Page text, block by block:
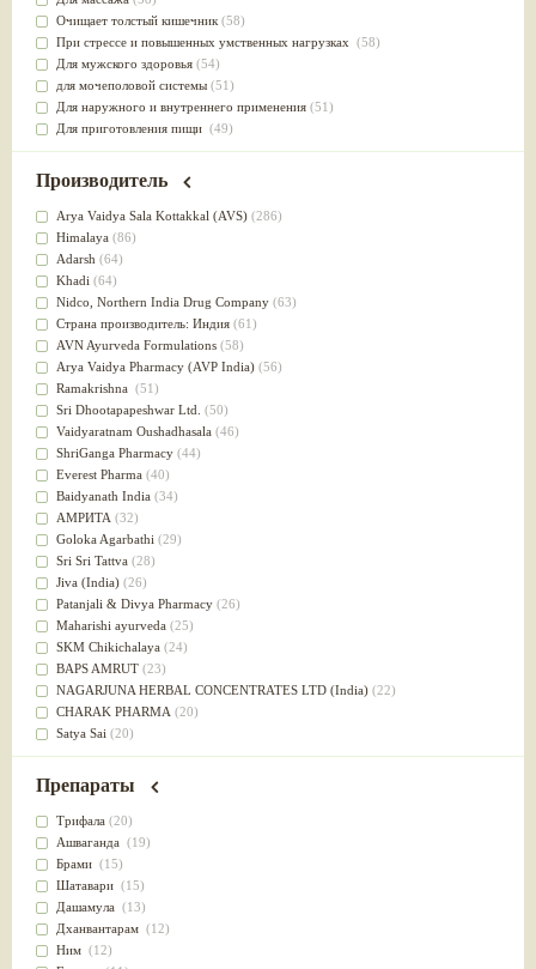
Очищает толстый кишечник (58)
При стрессе и повышенных умственных нагрузках (58)
Для мужского здоровья (54)
для мочеполовой системы (51)
Для наружного и внутреннего применения (51)
Для приготовления пищи (49)
от инфекций мочеполовой системы(49)
для суставов
Лечит опухоли и отеки(46)
Для медитации
выводит токсины
Для здоровья печени
Для тела(39)
для очищения крови(38)
При диабете(38)
Антиоксидант(37)
Для Капха(Кафа) доши
От паразитов(37)
При расстройстве желудка (36)
Успокоительное(36)
Для глаз(34)
от геморроя(34)
Противовоспалительное
Для Питта доши(32)
Для сердца(32)
Для сосудов головного мозга
Для полости рта(32)
Дефицит железа(31)
Для лица(31)
Употребление в пищу
Ароматерапия(29)
Жаропонижающее(29)
для памяти(28)
для почек(28)
Слабительное (28)
Афродизиак(27)
Напитки(27)
Для йоги (27)
Для потенции(26)
Для душа(25)
для концентрации внимания
при нарушении эрекции
Производитель
Arya Vaidya Sala Kottakkal (AVS) (286)
Himalaya (86)
Adarsh (64)
Khadi (64)
Nidсo, Northern India Drug Company (63)
Страна производитель: Индия (61)
AVN Ayurveda Formulations (58)
Arya Vaidya Pharmacy (AVP India) (56)
Ramakrishna (51)
Sri Dhootapapeshwar Ltd. (50)
Vaidyaratnam Oushadhasala (46)
ShriGanga Pharmacy (44)
Everest Pharma (40)
Baidyanath India (34)
АМРИТА (32)
Goloka Agarbathi (29)
Sri Sri Tattva (28)
Jiva (India) (26)
Patanjali & Divya Pharmacy (26)
Maharishi ayurveda (25)
SKM Chikichalaya (24)
BAPS AMRUT (23)
NAGARJUNA HERBAL CONCENTRATES LTD (India) (22)
CHARAK PHARMA (20)
Satya Sai (20)
Vyas(20)
Kerala Ayurveda
(19)
Organic India pvt ltd
Lalita(16)
Ashtang Herbals
Alarsin(14)
Vasu Health care
Baraka(13)
Dabur India Ltd
Препараты
Трифала (20)
Ашваганда (19)
Брами (15)
Шатавари (15)
Дашамула (13)
Дханвантарам (12)
Ним (12)